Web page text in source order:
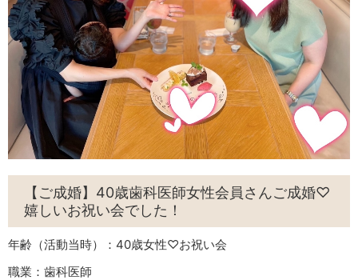
【ご成婚】40歳歯科医師女性会員さんご成婚♡
嬉しいお祝い会でした！
年齢（活動当時）：40歳女性♡お祝い会
職業：歯科医師